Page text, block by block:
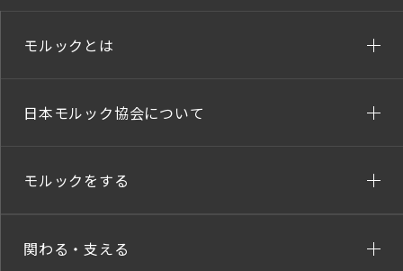
モルックとは
日本モルック協会について
モルックをする
関わる・支える